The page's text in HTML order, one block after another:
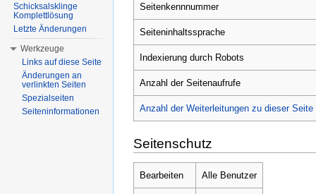
Seitenkennnummer
Seiteninhaltssprache
Indexierung durch Robots
Anzahl der Seitenaufrufe
Anzahl der Weiterleitungen zu dieser Seite
Seitenschutz
Bearbeiten Alle Benutzer
Schicksalsklinge
Komplettlösung
Letzte Änderungen
Werkzeuge
Links auf diese Seite
Änderungen an
verlinkten Seiten
Spezialseiten
Seiteninformationen